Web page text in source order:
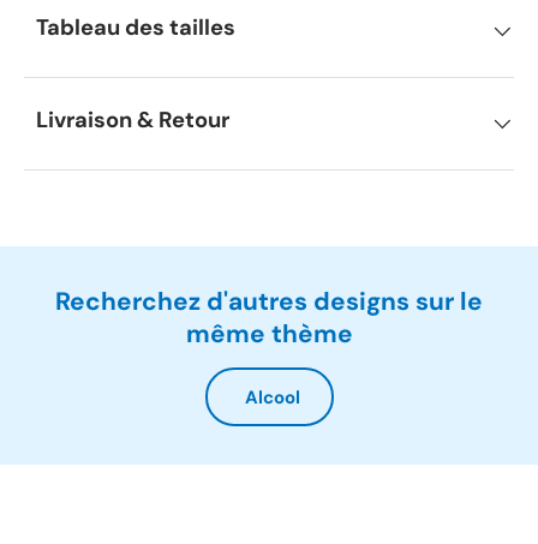
Tableau des tailles
Livraison & Retour
Recherchez d'autres designs sur le
même thème
Alcool